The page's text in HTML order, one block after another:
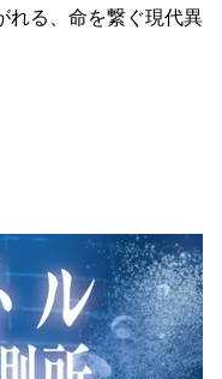
れる、命を繋ぐ現代異